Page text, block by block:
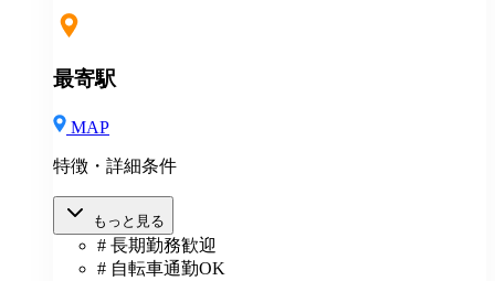
室長の給与平均：月給33.1万円（2025年実績） ◆賞与
災・健康・厚生年金） ◆社宅制度 （規定あり） ◆交
通費全額支給（規定あり） ◆社内表彰制度 ◆退職金制
度 ◆再雇用制度 ◆産前産後休暇 ◆育児・介護休業制
度 ◆車・バイク通勤OK ◆定期健康診断／人間ドッグ
◆保養施設利用可 など
最寄駅
MAP
特徴・詳細条件
もっと見る
# 長期勤務歓迎
# 自転車通勤OK